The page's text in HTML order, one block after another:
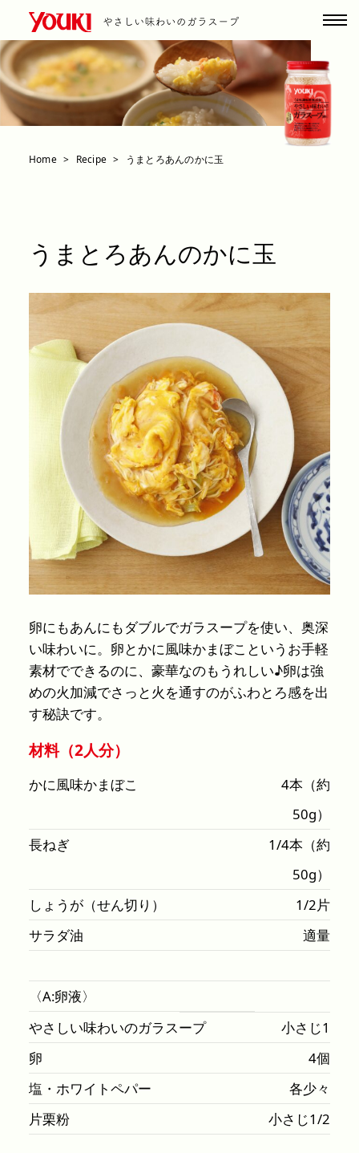
Home Recipe うまとろあんのかに玉
うまとろあんのかに玉
卵にもあんにもダブルでガラスープを使い、奥深
い味わいに。卵とかに風味かまぼこというお手軽
素材でできるのに、豪華なのもうれしい♪卵は強
めの火加減でさっと火を通すのがふわとろ感を出
す秘訣です。
材料（2人分）
かに風味かまぼこ
4本（約
50g）
長ねぎ
1/4本（約
50g）
しょうが（せん切り）
1/2片
サラダ油
適量
〈A:卵液〉
やさしい味わいのガラスープ
小さじ1
卵
4個
塩・ホワイトペパー
各少々
片栗粉
小さじ1/2